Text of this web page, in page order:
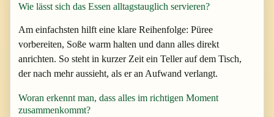
Wie lässt sich das Essen alltagstauglich servieren?
Am einfachsten hilft eine klare Reihenfolge: Püree
vorbereiten, Soße warm halten und dann alles direkt
anrichten. So steht in kurzer Zeit ein Teller auf dem Tisch,
der nach mehr aussieht, als er an Aufwand verlangt.
Woran erkennt man, dass alles im richtigen Moment
zusammenkommt?